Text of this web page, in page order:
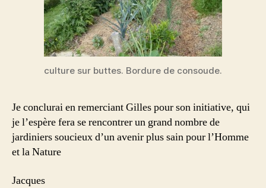
culture sur buttes. Bordure de consoude.
Je conclurai en remerciant Gilles pour son initiative, qui
je l’espère fera se rencontrer un grand nombre de
jardiniers soucieux d’un avenir plus sain pour l’Homme
et la Nature
Jacques